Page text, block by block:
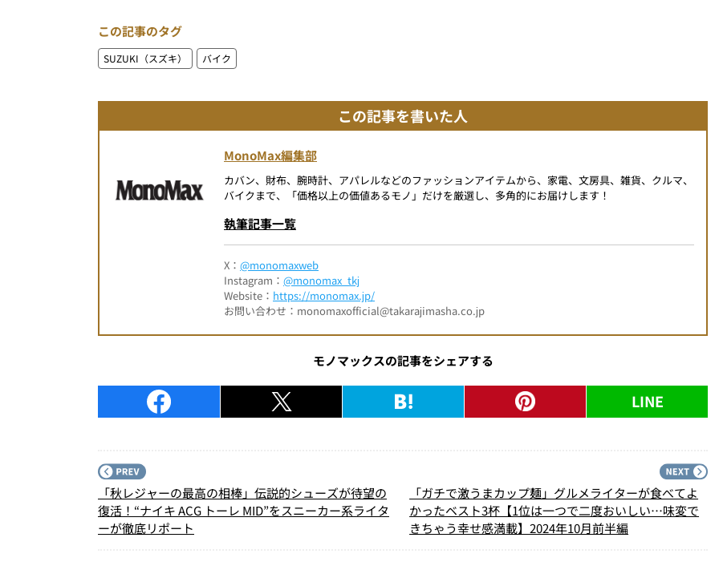
この記事のタグ
SUZUKI（スズキ） バイク
この記事を書いた人
MonoMax編集部
カバン、財布、腕時計、アパレルなどのファッションアイテムから、家電、文房具、雑貨、クルマ、
バイクまで、「価格以上の価値あるモノ」だけを厳選し、多角的にお届けします！
執筆記事一覧
X： @monomaxweb
Instagram： @monomax_tkj
Website： https://monomax.jp/
お問い合わせ：monomaxofficial@takarajimasha.co.jp
モノマックスの記事をシェアする
LINE
「秋レジャーの最高の相棒」伝説的シューズが待望の
復活！“ナイキ ACG トーレ MID”をスニーカー系ライタ
ーが徹底リポート
「ガチで激うまカップ麺」グルメライターが食べてよ
かったベスト3杯【1位は一つで二度おいしい…味変で
きちゃう幸せ感満載】2024年10月前半編